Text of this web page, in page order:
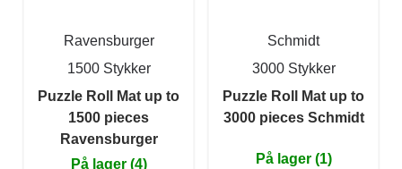
Ravensburger
1500 Stykker
Puzzle Roll Mat up to
1500 pieces
Ravensburger
På lager (4)
Schmidt
3000 Stykker
Puzzle Roll Mat up to
3000 pieces Schmidt
På lager (1)